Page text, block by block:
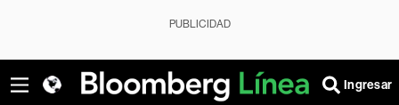
PUBLICIDAD
Ingresar